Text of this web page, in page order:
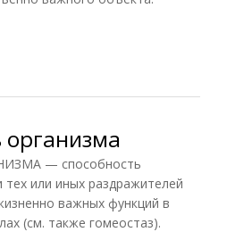
— способность
тех или иных раздражителей
важных функций в
(см. также гомеостаз).